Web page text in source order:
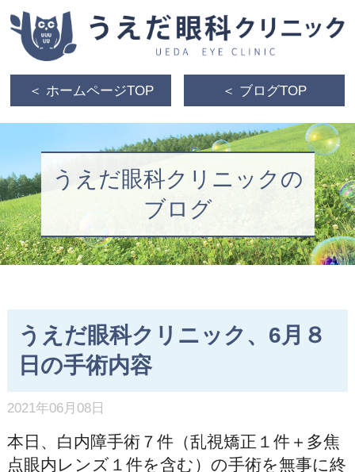
＜ ホームページTOP ＜ ブログTOP
うえだ眼科クリニックの
ブログ
うえだ眼科クリニック、6月８
日の手術内容
2021年06月08日
本日、白内障手術７件（乱視矯正１件＋多焦
点眼内レンズ１件を含む）の手術を無事に終